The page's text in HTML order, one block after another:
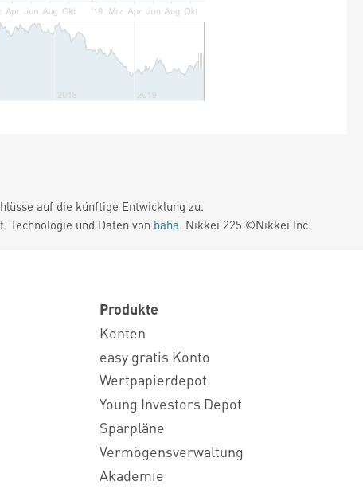
auf die künftige Entwicklung zu.
Technologie und Daten von baha. Nikkei 225 ©Nikkei Inc.
Produkte
Konten
easy gratis Konto
Wertpapierdepot
Young Investors Depot
Sparpläne
Vermögensverwaltung
Akademie